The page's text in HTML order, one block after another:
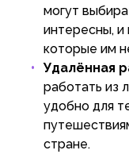
могут
интересны, и
которые им
Удалённая
работать из
удобно для
стране.